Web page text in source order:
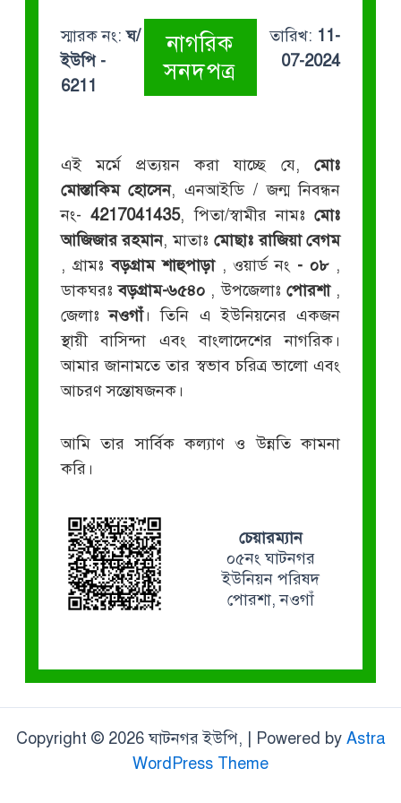
স্মারক নং:ঘ/
ইউপি -
6211
নাগরিক
সনদপত্র
তারিখ: 11-
07-2024
এই মর্মে প্রত্যয়ন করা যাচ্ছে যে,মোঃ
মোস্তাকিম হোসেন, এনআইডি / জন্ম নিবন্ধন
নং-4217041435, পিতা/স্বামীর নামঃমোঃ
আজিজার রহমান, মাতাঃ মোছাঃ রাজিয়া বেগম
, গ্রামঃবড়গ্রাম শাহুপাড়া , ওয়ার্ড নং - ০৮ ,
ডাকঘরঃবড়গ্রাম-৬৫৪০ , উপজেলাঃ পোরশা ,
জেলাঃনওগাঁ। তিনি এ ইউনিয়নের একজন
স্থায়ী বাসিন্দা এবং বাংলাদেশের নাগরিক।
আমার জানামতে তার স্বভাব চরিত্র ভালো এবং
আচরণ সন্তোষজনক।
আমি তার সার্বিক কল্যাণ ও উন্নতি কামনা
করি।
চেয়ারম্যান
০৫নং ঘাটনগর
ইউনিয়ন পরিষদ
পোরশা, নওগাঁ
Copyright © 2026 ঘাটনগর ইউপি, | Powered by Astra
WordPress Theme